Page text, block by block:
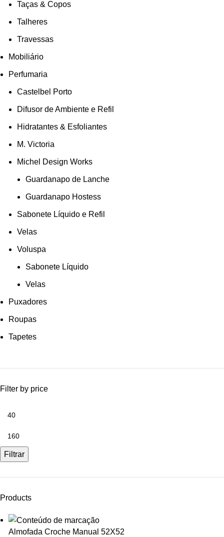
Taças & Copos
Talheres
Travessas
Mobiliário
Perfumaria
Castelbel Porto
Difusor de Ambiente e Refil
Hidratantes & Esfoliantes
M. Victoria
Michel Design Works
Guardanapo de Lanche
Guardanapo Hostess
Sabonete Líquido e Refil
Velas
Voluspa
Sabonete Líquido
Velas
Puxadores
Roupas
Tapetes
Filter by price
Filtrar
Products
Almofada Croche Manual 52X52